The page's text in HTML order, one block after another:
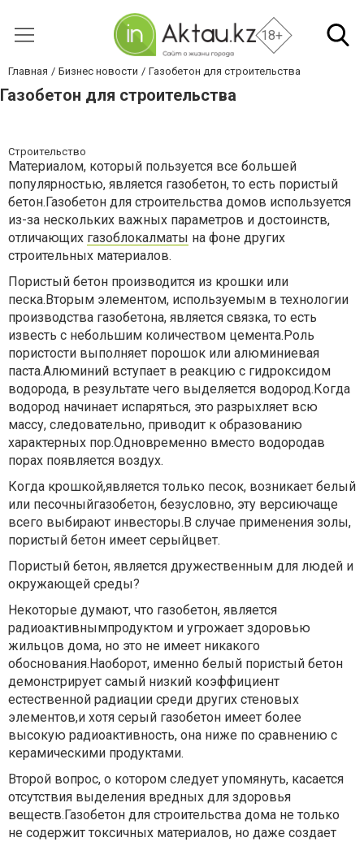
18+
Главная Бизнес новости Газобетон для строительства
Газобетон для строительства
Строительство
Материалом, который пользуется все большей
популярностью, является газобетон, то есть пористый
бетон.Газобетон для строительства домов используется
из-за нескольких важных параметров и достоинств,
отличающих газоблокалматы на фоне других
строительных материалов.
Пористый бетон производится из крошки или
песка.Вторым элементом, используемым в технологии
производства газобетона, является связка, то есть
известь с небольшим количеством цемента.Роль
пористости выполняет порошок или алюминиевая
паста.Алюминий вступает в реакцию с гидроксидом
водорода, в результате чего выделяется водород.Когда
водород начинает испаряться, это разрыхляет всю
массу, следовательно, приводит к образованию
характерных пор.Одновременно вместо водородав
порах появляется воздух.
Когда крошкой,является только песок, возникает белый
или песочныйгазобетон, безусловно, эту версиючаще
всего выбирают инвесторы.В случае применения золы,
пористый бетон имеет серыйцвет.
Пористый бетон, является дружественным для людей и
окружающей среды?
Некоторые думают, что газобетон, является
радиоактивнымпродуктом и угрожает здоровью
жильцов дома, но это не имеет никакого
обоснования.Наоборот, именно белый пористый бетон
демонстрирует самый низкий коэффициент
естественной радиации среди других стеновых
элементов,и хотя серый газобетон имеет более
высокую радиоактивность, она ниже по сравнению с
керамическими продуктами.
Второй вопрос, о котором следует упомянуть, касается
отсутствия выделения вредных для здоровья
веществ.Газобетон для строительства дома не только
не содержит токсичных материалов, но даже создает